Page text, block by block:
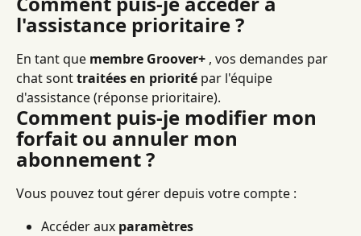
l'assistance prioritaire ?
En tant que membre Groover+ , vos demandes par
chat sont traitées en priorité par l'équipe
d'assistance (réponse prioritaire).
Comment puis-je modifier mon
forfait ou annuler mon
abonnement ?
Vous pouvez tout gérer depuis votre compte :
Accéder aux paramètres